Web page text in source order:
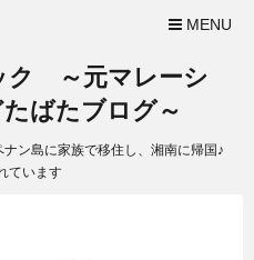
MENU
ク ～元マレーシ
ばたブログ～
ン島に家族で移住し、湘南に帰国♪
ています